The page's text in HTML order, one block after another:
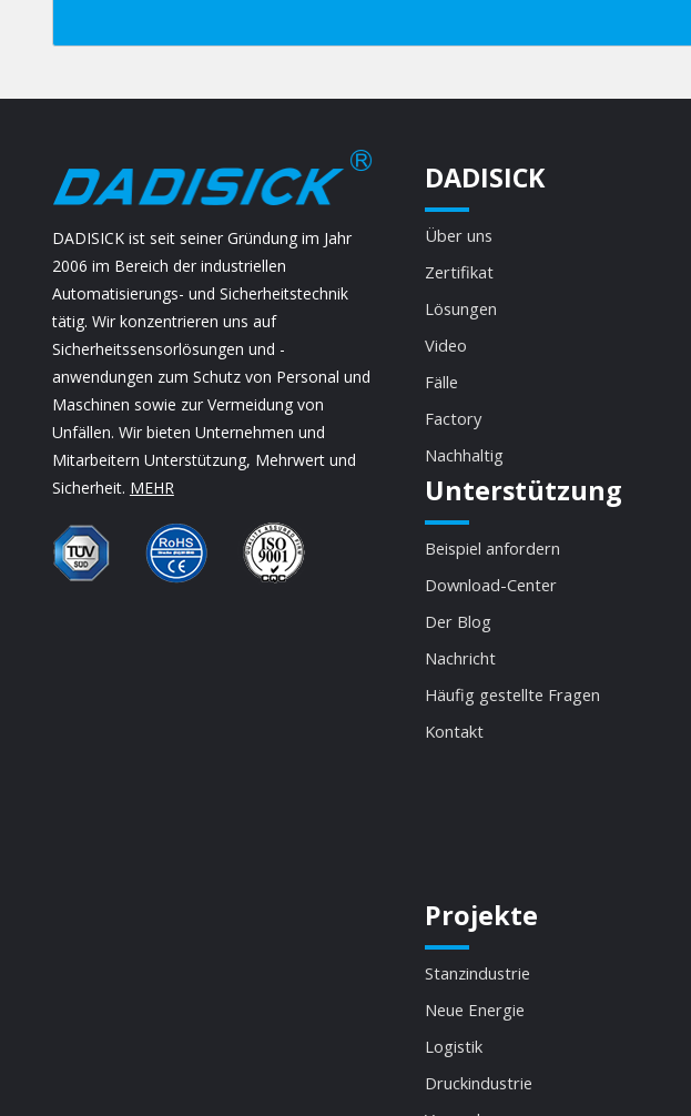
DADISICK ist seit seiner Gründung im Jahr
2006 im Bereich der industriellen
Automatisierungs- und Sicherheitstechnik
tätig. Wir konzentrieren uns auf
Sicherheitssensorlösungen und -
anwendungen zum Schutz von Personal und
Maschinen sowie zur Vermeidung von
Unfällen. Wir bieten Unternehmen und
Mitarbeitern Unterstützung, Mehrwert und
Sicherheit. MEHR
DADISICK
Über uns
Zertifikat
Lösungen
Video
Fälle
Factory
Nachhaltig
Unterstützung
Beispiel anfordern
Download-Center
Der Blog
Nachricht
Häufig gestellte Fragen
Kontakt
Projekte
Stanzindustrie
Neue Energie
Logistik
Druckindustrie